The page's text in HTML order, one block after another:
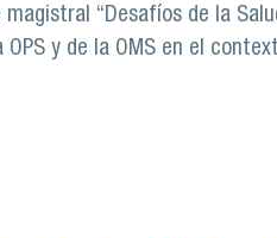
“Desafíos de la
OPS y de la OMS en el